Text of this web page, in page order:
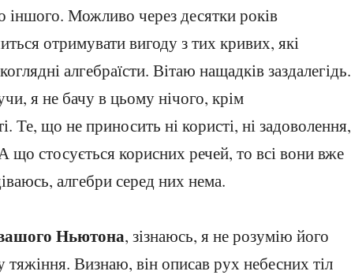
іншого. Можливо через десятки років
отримувати вигоду з тих кривих, які
алгебраїсти. Вітаю нащадків заздалегідь.
я не бачу в цьому нічого, крім
Те, що не приносить ні користі, ні задоволення,
що стосується корисних речей, то всі вони вже
алгебри серед них нема.
Ньютона, зізнаюсь, я не розумію його
тяжіння. Визнаю, він описав рух небесних тіл